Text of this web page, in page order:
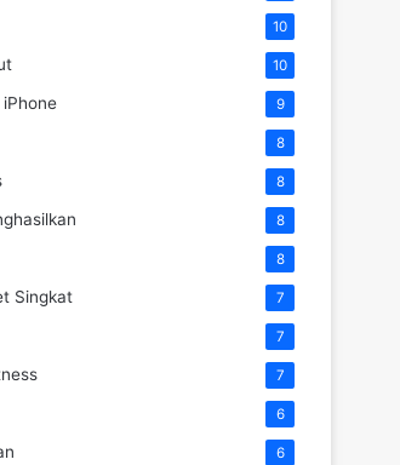
10
10
9
8
8
8
8
Singkat 7
7
7
6
6